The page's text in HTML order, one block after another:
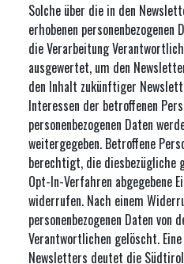
Solche über die in den
erhobenen
die Verarbeitung
ausgewertet, um den
den Inhalt zukünftiger
Interessen der betroffenen
personenbezogenen Daten
weitergegeben. Betroffene
berechtigt, die diesbezügliche
Opt-In-Verfahren abgegebene
widerrufen. Nach einem
personenbezogenen Daten
Verantwortlichen gelöscht.
Newsletters deutet die